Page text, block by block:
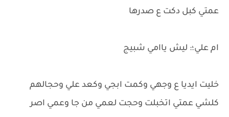
عمتي كبل دكت ع صدرها
ام علي؛: ليش ياامي شبيج
خليت ايديا ع وجهي وكمت ابجي وكعد علي وحجالهم
كلشي عمتي اتخبلت وحجت لعمي من جا وعمي اصر